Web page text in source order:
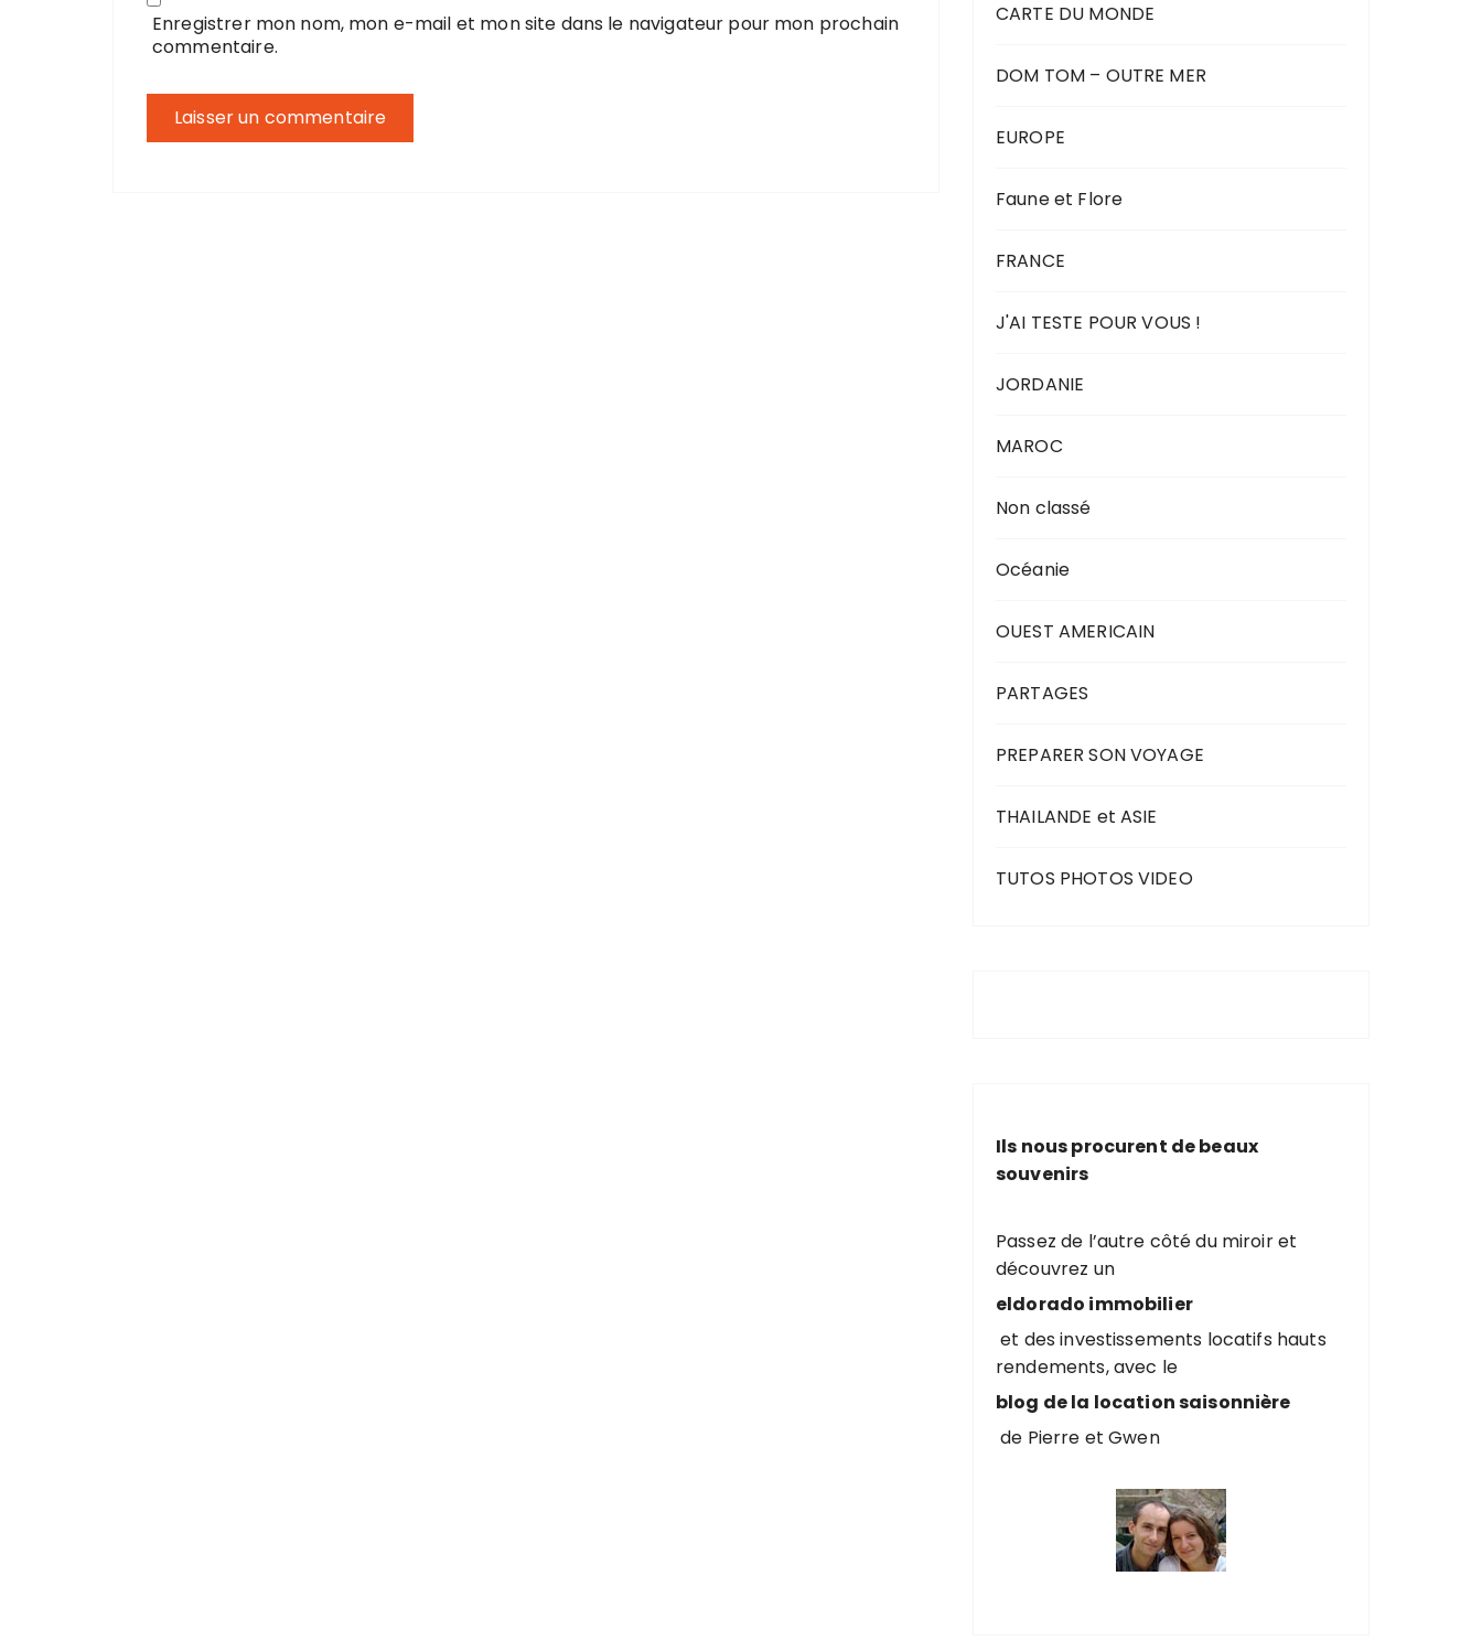
Enregistrer mon nom, mon e-mail et mon site dans le navigateur pour mon prochain
commentaire.
CARTE DU MONDE
DOM TOM – OUTRE MER
EUROPE
Faune et Flore
FRANCE
J'AI TESTE POUR VOUS !
JORDANIE
MAROC
Non classé
Océanie
OUEST AMERICAIN
PARTAGES
PREPARER SON VOYAGE
THAILANDE et ASIE
TUTOS PHOTOS VIDEO
Ils nous procurent de beaux
souvenirs
Passez de l’autre côté du miroir et
découvrez un
eldorado immobilier
et des investissements locatifs hauts
rendements, avec le
blog de la location saisonnière
de Pierre et Gwen